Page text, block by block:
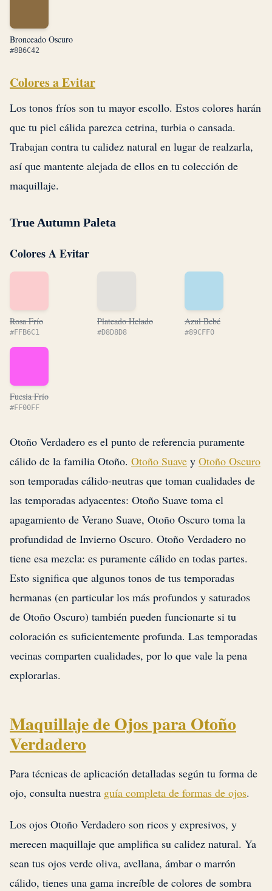
Bronceado Oscuro
#8B6C42
Colores a Evitar
Los tonos fríos son tu mayor escollo. Estos colores harán
que tu piel cálida parezca cetrina, turbia o cansada.
Trabajan contra tu calidez natural en lugar de realzarla,
así que mantente alejada de ellos en tu colección de
maquillaje.
True Autumn Paleta
Colores A Evitar
Rosa Frío
#FFB6C1
Plateado Helado
#D8D8D8
Azul Bebé
#89CFF0
Fucsia Frío
#FF00FF
Otoño Verdadero es el punto de referencia puramente
cálido de la familia Otoño. Otoño Suave y Otoño Oscuro
son temporadas cálido-neutras que toman cualidades de
las temporadas adyacentes: Otoño Suave toma el
apagamiento de Verano Suave, Otoño Oscuro toma la
profundidad de Invierno Oscuro. Otoño Verdadero no
tiene esa mezcla: es puramente cálido en todas partes.
Esto significa que algunos tonos de tus temporadas
hermanas (en particular los más profundos y saturados
de Otoño Oscuro) también pueden funcionarte si tu
coloración es suficientemente profunda. Las temporadas
vecinas comparten cualidades, por lo que vale la pena
explorarlas.
Maquillaje de Ojos para Otoño
Verdadero
Para técnicas de aplicación detalladas según tu forma de
ojo, consulta nuestra guía completa de formas de ojos.
Los ojos Otoño Verdadero son ricos y expresivos, y
merecen maquillaje que amplifica su calidez natural. Ya
sean tus ojos verde oliva, avellana, ámbar o marrón
cálido, tienes una gama increíble de colores de sombra